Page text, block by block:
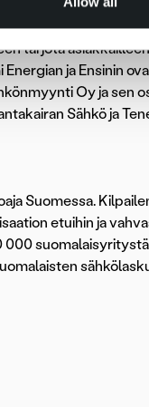
tarjota
ja Ensinin
Oy ja sen
Sähkö ja
Suomessa.
etuihin ja